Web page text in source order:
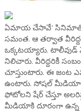
ఏమాయ చేసావే' సినిమాతో
సమంత. ఆ తర్వాత
ఒక్కటయ్యారు. టాలీవుడ్
నిలిచారు. వీరిద్దరికీ
చూస్తుంటారు. ఈ జంట
ఉంటారు. సోషల్
ఫోటోలని షేర్ చేస్తూ
మీడియాకి దూరంగా ఉన్న